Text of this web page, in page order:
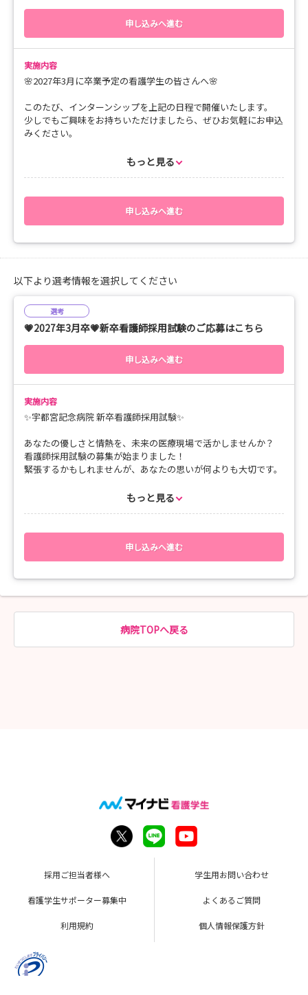
👉 11：40 ふりかえり・質疑応答
👉 12：00 終了・解散
****************************
👚服装：平服でかまいません👚
・必ず当日もしくは前日分の公共交通機関の【領収書】をご
持参ください（支給上限あり）
・【要事前申請】宿泊手配については宿泊されることを事前
に確認させていただいた上、当院指定のホテルをご案内申し上げ
ます
申し込みへ進む
実施内容
🌸2027年3月に卒業予定の看護学生の皆さんへ🌸
このたび、インターンシップを上記の日程で開催いたします。
少しでもご興味をお持ちいただけましたら、ぜひお気軽にお申込
みください。
を楽しみにしております！
***** スケジュール **********
👉 10：00 病院の概要説明
👉 10：40 病院内部の見学
👉 11：50 先輩ナース交流・昼食
※昼食はお弁当をご用意いたします
👉 13：00 インターンシップ
👉 15：40 ふりかえり・質疑応答
👉 16：00 終了
****************************
📝お持ち物：筆記用具・白衣・ナースシューズ📝
※【交通費・宿泊手配】県外からいらっしゃる方に限ります
持参ください（支給上限あり）
・お車で来られる予定の方は事前にご相談ください
・【要事前申請】宿泊手配については宿泊されることを事前
に確認させていただいた上、当院指定のホテルをご案内申し上げ
もっと見る
申し込みへ進む
以下より選考情報を選択してください
選考
💗2027年3月卒💗新卒看護師採用試験のご応募はこちら
申し込みへ進む
実施内容
✨宇都宮記念病院 新卒看護師採用試験✨
あなたの優しさと情熱を、未来の医療現場で活かしませんか？
看護師採用試験の募集が始まりました！
緊張するかもしれませんが、あなたの思いが何よりも大切です。
✅募集職種
✅試験日程
上記スケジュールをご確認ください
✅選考方法
ここからエントリーの上、試験日程の3日前までに書類をご送
面接のスケジュールはエントリー後に、担当者からご連絡いた
・必ず当日もしくは前日分の公共交通機関の【領収書】をご
・お車で来られる予定の方は事前にご相談ください
もっと見る
申し込みへ進む
病院TOPへ戻る
採用ご担当者様へ 学生用お問い合わせ
看護学生サポーター募集中 よくあるご質問
利用規約 個人情報保護方針